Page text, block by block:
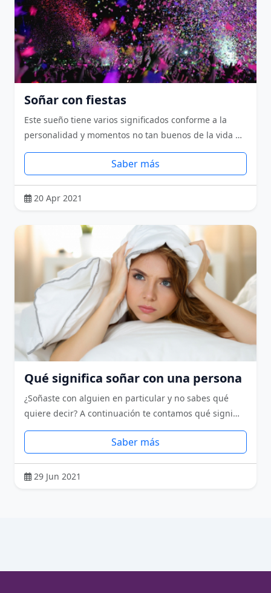
Soñar con fiestas
Este sueño tiene varios significados conforme a la
personalidad y momentos no tan buenos de la vida …
Saber más
20 Apr 2021
Qué significa soñar con una persona
¿Soñaste con alguien en particular y no sabes qué
quiere decir? A continuación te contamos qué signi…
Saber más
29 Jun 2021